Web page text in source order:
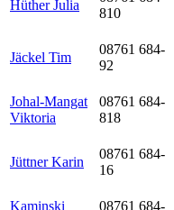
Hüther Julia
810
Jäckel Tim
08761 684-
92
Johal-Mangat
Viktoria
08761 684-
818
Jüttner Karin
08761 684-
16
Kaminski
08761 684-